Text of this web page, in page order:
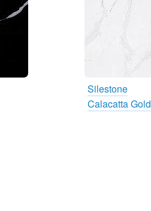
Silestone
Calacatta Gold